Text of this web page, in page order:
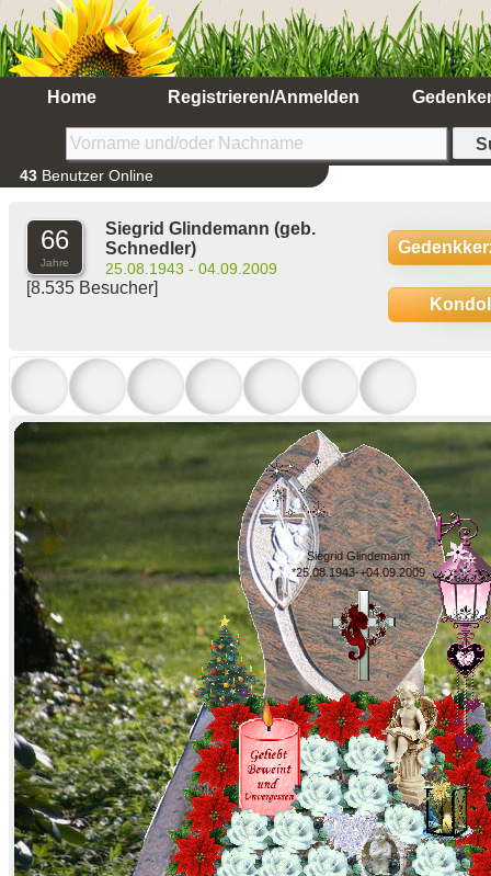
Home Registrieren/Anmelden
43 Benutzer Online
66
Jahre
Siegrid Glindemann (geb.
Schnedler)
25.08.1943 - 04.09.2009
[8.535 Besucher]
Siegrid Glindemann
*25.08.1943-+04.09.2009